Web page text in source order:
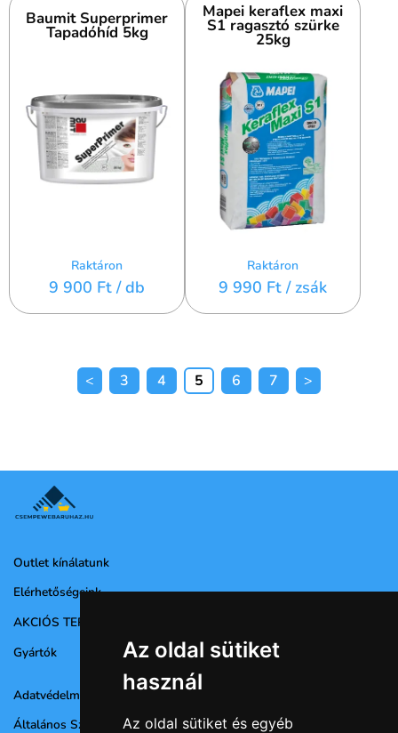
Az oldal sütiket
használ
Az oldal sütiket és egyéb
Baumit Superprimer
Tapadóhíd 5kg
Raktáron
9 900 Ft / db
Mapei keraflex maxi
S1 ragasztó szürke
25kg
Raktáron
9 990 Ft / zsák
3 4 5 6 7
Outlet kínálatunk
Elérhetőségeink
AKCIÓS TERMÉKEK
Gyártók
Adatvédelmi nyilatkozat
Általános Szerződési Feltételek